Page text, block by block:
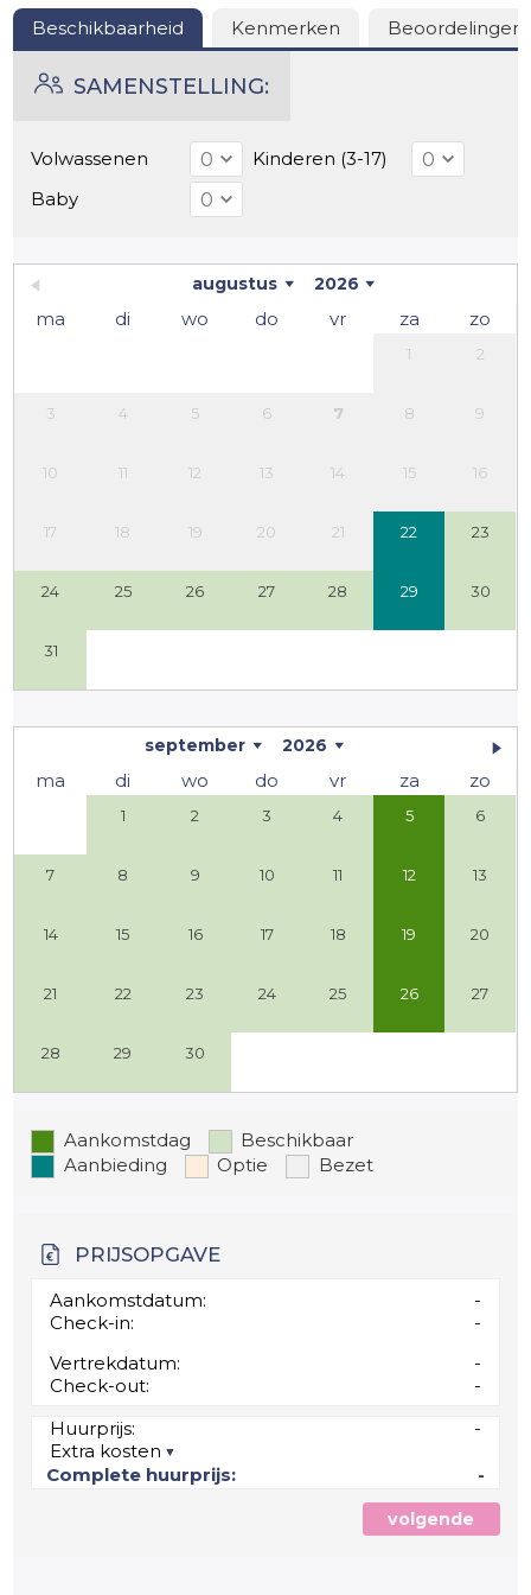
Beschikbaarheid Kenmerken Beoordelingen
SAMENSTELLING:
Volwassenen
Kinderen (3-17)
Baby
augustus 2026
ma di wo do vr za zo
1 2
3 4 5 6 7 8 9
10 11 12 13 14 15 16
17 18 19 20 21 22 23
24 25 26 27 28 29 30
31
september 2026
ma di wo do vr za zo
1 2 3 4 5 6
7 8 9 10 11 12 13
14 15 16 17 18 19 20
21 22 23 24 25 26 27
28 29 30
Aankomstdag
Beschikbaar
Aanbieding
Optie Bezet
PRIJSOPGAVE
Aankomstdatum:
-
Check-in:
-
Vertrekdatum:
-
Check-out:
-
Huurprijs:
-
Extra kosten
Complete huurprijs:
-
volgende